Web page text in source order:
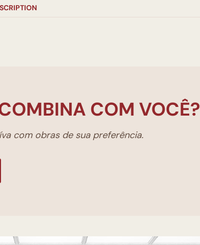
COM VOCÊ?
com obras de sua preferência.